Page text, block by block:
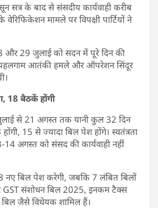
सत्र के बाद से संसदीय कार्यवाही करीब
वेरिफिकेशन मामले पर विपक्षी पार्टियों ने
और 29 जुलाई को सदन में पूरे दिन की
पहलगाम आतंकी हमले और ऑपरेशन सिंदूर
18 बैठकें होंगी
से 21 अगस्त तक यानी कुल 32 दिन
15 से ज्यादा बिल पेश होंगे। स्वतंत्रता
अगस्त को संसद की कार्यवाही नहीं
नए बिल पेश करेगी, जबकि 7 लंबित बिलों
GST संशोधन बिल 2025, इनकम टैक्स
बिल जैसे विधेयक शामिल हैं।